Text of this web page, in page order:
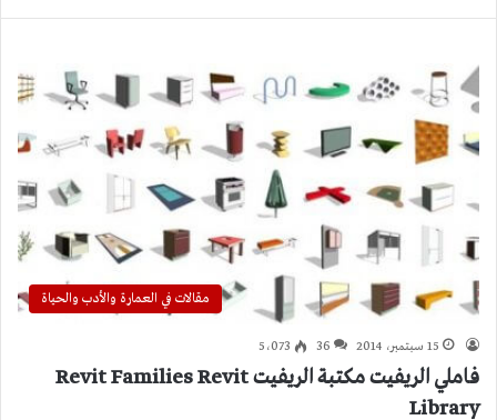
مقالات في العمارة والأدب والحياة
15 سبتمبر، 2014 36 5٬073
فاملي الريفيت مكتبة الريفيت Revit Families Revit
Library